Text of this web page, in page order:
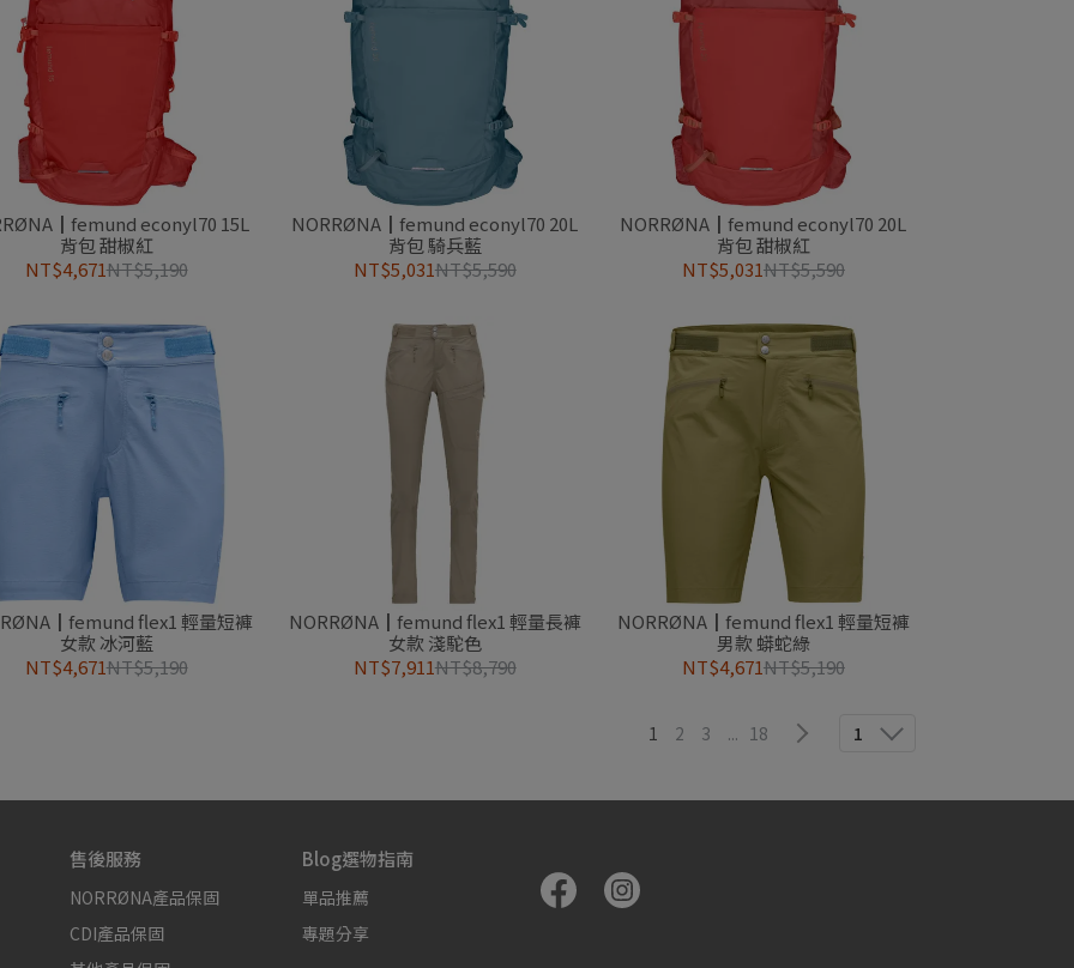
econyl70 15L
背包 甜椒紅
NT$4,671NT$5,190
NORRØNA┃femund econyl70 20L
背包 騎兵藍
NT$5,031NT$5,590
NORRØNA┃femund econyl70 20L
背包 甜椒紅
NT$5,031NT$5,590
flex1 輕量短褲
女款 冰河藍
NT$4,671NT$5,190
NORRØNA┃femund flex1 輕量長褲
女款 淺駝色
NT$7,911NT$8,790
NORRØNA┃femund flex1 輕量短褲
男款 蟒蛇綠
NT$4,671NT$5,190
1 2 3 ... 18 1
售後服務
NORRØNA產品保固
CDI產品保固
Blog選物指南
單品推薦
專題分享